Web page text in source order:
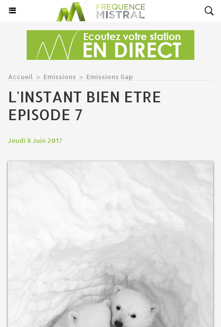
Accueil > Emissions > Emissions Gap
L'INSTANT BIEN ETRE
EPISODE 7
Jeudi 8 Juin 2017